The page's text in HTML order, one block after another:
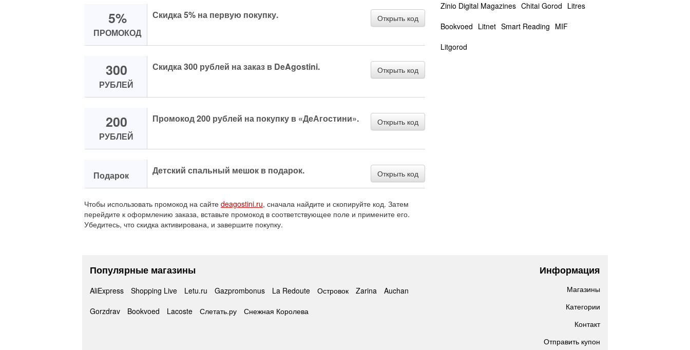
5%
ПРОМОКОД
Скидка 5% на первую покупку. Открыть код
300
РУБЛЕЙ
Скидка 300 рублей на заказ в DeAgostini. Открыть код
200
РУБЛЕЙ
Промокод 200 рублей на покупку в «ДеАгостини». Открыть код
Подарок Детский спальный мешок в подарок. Открыть код
Чтобы использовать промокод на сайте deagostini.ru, сначала найдите и скопируйте код. Затем
перейдите к оформлению заказа, вставьте промокод в соответствующее поле и примените его.
Убедитесь, что скидка активирована, и завершите покупку.
Zinio Digital Magazines Chitai Gorod Litres
Bookvoed Litnet Smart Reading MIF
Litgorod
Популярные магазины
AliExpress Shopping Live Letu.ru Gazprombonus La Redoute Островок Zarina
Auchan
Gorzdrav
Bookvoed Lacoste Слетать.ру Снежная Королева
Информация
Магазины
Категории
Контакт
Отправить купон